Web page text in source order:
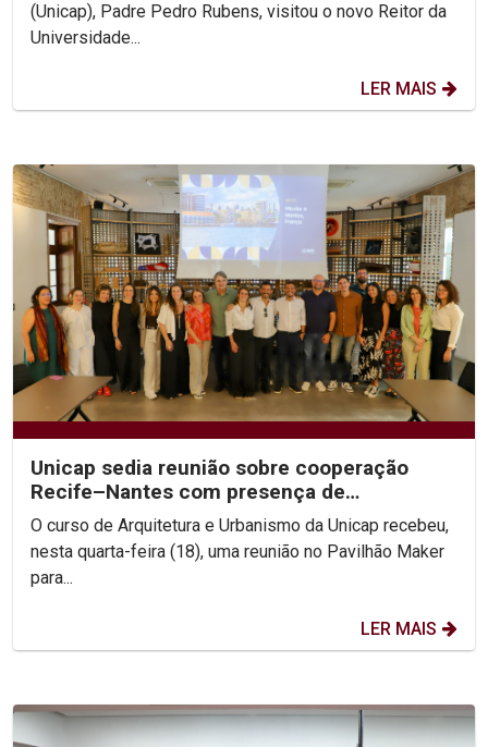
(Unicap), Padre Pedro Rubens, visitou o novo Reitor da
Universidade...
LER MAIS
Unicap sedia reunião sobre cooperação
Recife–Nantes com presença de
secretários do Recife
O curso de Arquitetura e Urbanismo da Unicap recebeu,
nesta quarta-feira (18), uma reunião no Pavilhão Maker
para...
LER MAIS